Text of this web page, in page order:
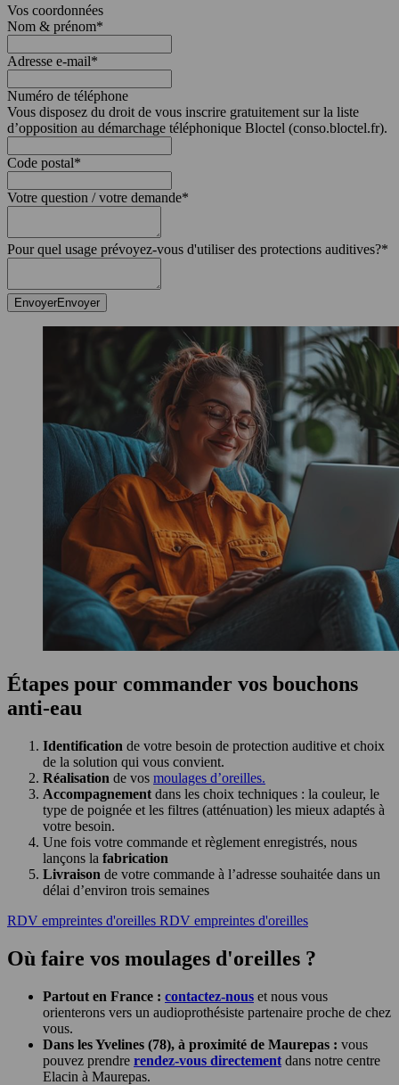
Vos coordonnées
Nom & prénom*
Adresse e-mail*
Numéro de téléphone
Vous disposez du droit de vous inscrire gratuitement sur la liste
d’opposition au démarchage téléphonique Bloctel (conso.bloctel.fr).
Code postal*
Votre question / votre demande*
Pour quel usage prévoyez-vous d'utiliser des protections auditives?*
EnvoyerEnvoyer
Étapes pour commander vos bouchons
anti-eau
Identification de votre besoin de protection auditive et choix
de la solution qui vous convient.
Réalisation de vos moulages d’oreilles.
Accompagnement dans les choix techniques : la couleur, le
type de poignée et les filtres (atténuation) les mieux adaptés à
votre besoin.
Une fois votre commande et règlement enregistrés, nous
lançons la fabrication
Livraison de votre commande à l’adresse souhaitée dans un
délai d’environ trois semaines
RDV empreintes d'oreilles RDV empreintes d'oreilles
Où faire vos moulages d'oreilles ?
Partout en France : contactez‑nous et nous vous
orienterons vers un audioprothésiste partenaire proche de chez
vous.
Dans les Yvelines (78), à proximité de Maurepas : vous
pouvez prendre rendez‑vous directement dans notre centre
Elacin à Maurepas.